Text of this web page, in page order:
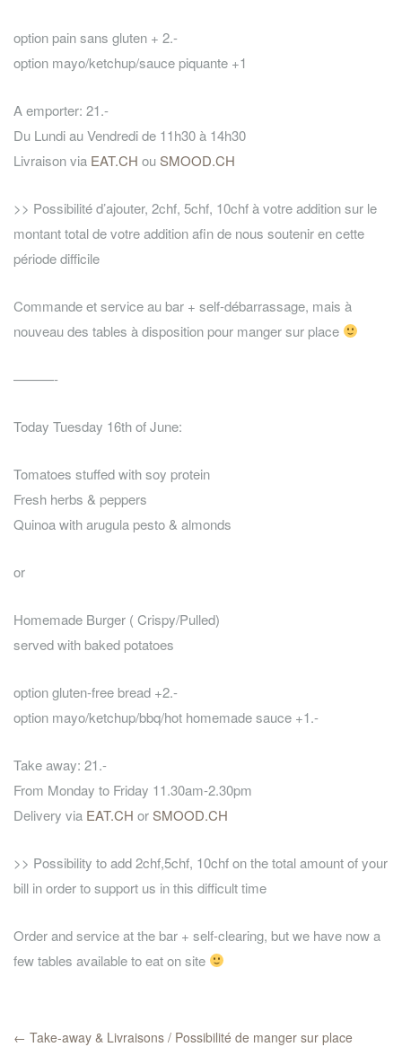
option pain sans gluten + 2.-
option mayo/ketchup/sauce piquante +1
A emporter: 21.-
Du Lundi au Vendredi de 11h30 à 14h30
Livraison via EAT.CH ouSMOOD.CH
>> Possibilité d’ajouter, 2chf, 5chf, 10chf à votre addition sur le
montant total de votre addition afin de nous soutenir en cette
période difficile
Commande et service au bar + self-débarrassage, mais à
nouveau des tables à disposition pour manger sur place
———-
Today Tuesday 16th of June:
Tomatoes stuffed with soy protein
Fresh herbs & peppers
Quinoa with arugula pesto & almonds
or
Homemade Burger ( Crispy/Pulled)
served with baked potatoes
option gluten-free bread +2.-
option mayo/ketchup/bbq/hot homemade sauce +1.-
Take away: 21.-
From Monday to Friday 11.30am-2.30pm
Delivery via EAT.CH orSMOOD.CH
>> Possibility to add 2chf,5chf, 10chf on the total amount of your
bill in order to support us in this difficult time
Order and service at the bar + self-clearing, but we have now a
few tables available to eat on site
← Take-away & Livraisons / Possibilité de manger sur place